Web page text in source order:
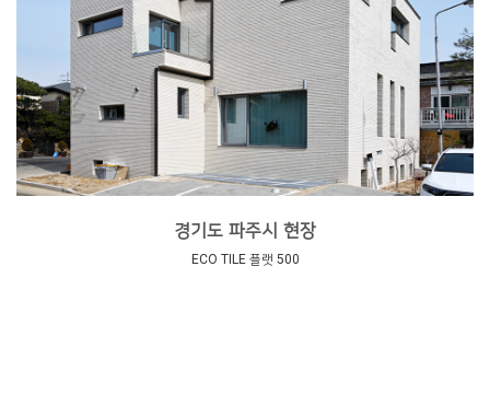
경기도 파주시 현장
ECO TILE 플랫 500